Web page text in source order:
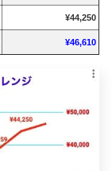
¥44,250
¥46,610